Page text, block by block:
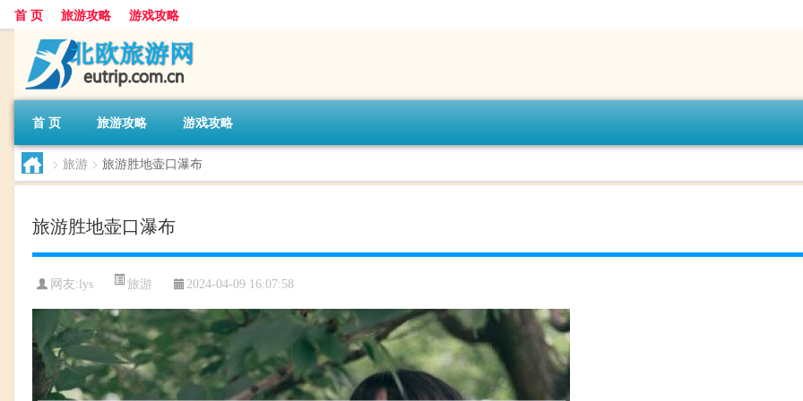
首 页 旅游攻略 游戏攻略
首 页 旅游攻略 游戏攻略
> 旅游 > 旅游胜地壶口瀑布
旅游胜地壶口瀑布
网友: lys 旅游 2024-04-09 16:07:58